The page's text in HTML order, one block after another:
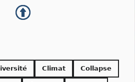
Climat Collapse